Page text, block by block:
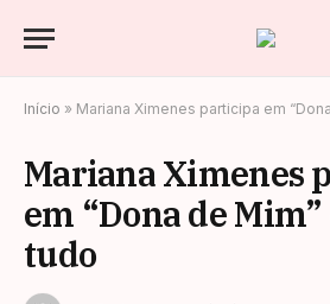
Início » Mariana Ximenes participa em
Mariana Ximenes
em “Dona de
tudo